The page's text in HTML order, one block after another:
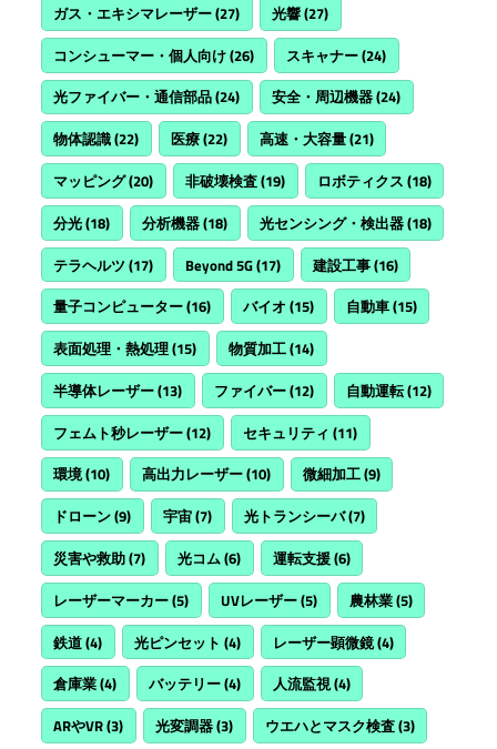
ガス・エキシマレーザー(27) 光響(27)
コンシューマー・個人向け(26) スキャナー(24)
光ファイバー・通信部品(24) 安全・周辺機器(24)
物体認識(22) 医療(22) 高速・大容量(21)
マッピング(20) 非破壊検査(19) ロボティクス (18)
分光(18) 分析機器(18) 光センシング・検出器(18)
テラヘルツ (17) Beyond 5G(17) 建設工事(16)
量子コンピューター(16) バイオ (15) 自動車(15)
表面処理・熱処理(15) 物質加工(14)
半導体レーザー(13) ファイバー(12) 自動運転(12)
フェムト秒レーザー(12) セキュリティ (11)
環境(10) 高出力レーザー(10) 微細加工(9)
ドローン(9) 宇宙(7) 光トランシーバ(7)
災害や救助(7) 光コム(6) 運転支援(6)
レーザーマーカー(5) UVレーザー(5) 農林業(5)
鉄道(4) 光ピンセット (4) レーザー顕微鏡(4)
倉庫業(4) バッテリー(4) 人流監視(4)
ARやVR(3) 光変調器(3) ウエハとマスク検査(3)